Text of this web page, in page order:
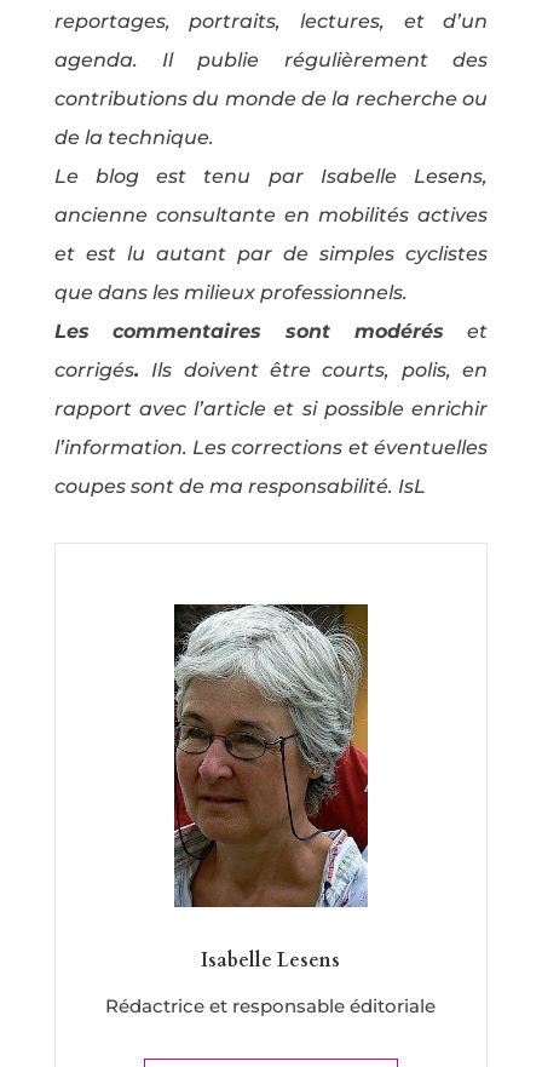
reportages, portraits, lectures, et d’un
agenda. Il publie régulièrement des
contributions du monde de la recherche ou
de la technique.
Le blog est tenu par Isabelle Lesens,
ancienne consultante en mobilités actives
et est lu autant par de simples cyclistes
que dans les milieux professionnels.
Les commentaires sont modéréset
corrigés. Ils doivent être courts, polis, en
rapport avec l’article et si possible enrichir
l’information. Les corrections et éventuelles
coupes sont de ma responsabilité. IsL
Isabelle Lesens
Rédactrice et responsable éditoriale